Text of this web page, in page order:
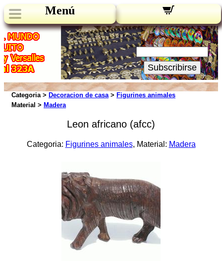
Menú
Novedades:
Su Email:
Subscribirse
Categoria > Decoracion de casa> Figurines animales
Material > Madera
Leon africano (afcc)
Categoria: Figurines animales, Material: Madera